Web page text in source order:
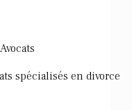
spécialisés en divorce